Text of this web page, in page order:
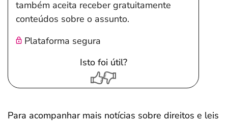
também aceita receber gratuitamente
conteúdos sobre o assunto.
Plataforma segura
Isto foi útil?
Para acompanhar mais notícias sobre direitos e leis